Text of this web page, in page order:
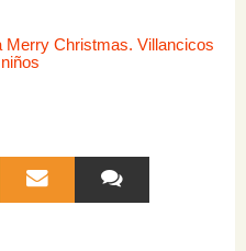
Merry Christmas. Villancicos